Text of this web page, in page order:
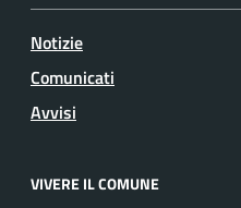
Notizie
Comunicati
Avvisi
VIVERE IL COMUNE